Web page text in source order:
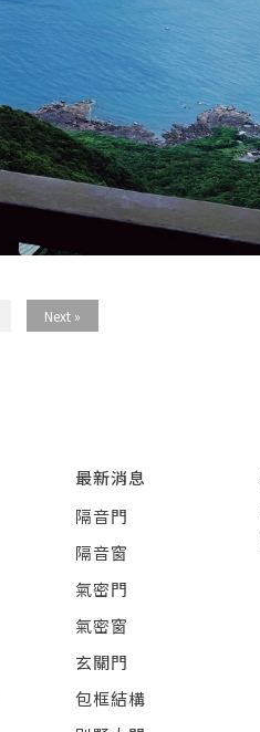
Next »
最新消息
隔音門
隔音窗
氣密門
氣密窗
玄關門
包框結構